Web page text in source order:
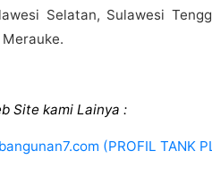
Selatan, Sulawesi
Site kami Lainya :
(PROFIL TANK